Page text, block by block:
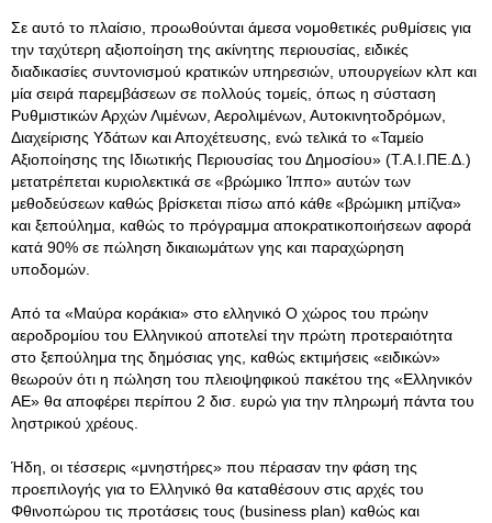
Σε αυτό το πλαίσιο, προωθούνται άμεσα νομοθετικές ρυθμίσεις για
την ταχύτερη αξιοποίηση της ακίνητης περιουσίας, ειδικές
διαδικασίες συντονισμού κρατικών υπηρεσιών, υπουργείων κλπ και
μία σειρά παρεμβάσεων σε πολλούς τομείς, όπως η σύσταση
Ρυθμιστικών Αρχών Λιμένων, Αερολιμένων, Αυτοκινητοδρόμων,
Διαχείρισης Υδάτων και Αποχέτευσης, ενώ τελικά το «Ταμείο
Αξιοποίησης της Ιδιωτικής Περιουσίας του Δημοσίου» (Τ.Α.Ι.ΠΕ.Δ.)
μετατρέπεται κυριολεκτικά σε «βρώμικο Ίππο» αυτών των
μεθοδεύσεων καθώς βρίσκεται πίσω από κάθε «βρώμικη μπίζνα»
και ξεπούλημα, καθώς το πρόγραμμα αποκρατικοποιήσεων αφορά
κατά 90% σε πώληση δικαιωμάτων γης και παραχώρηση
υποδομών.
Από τα «Μαύρα κοράκια» στο ελληνικό Ο χώρος του πρώην
αεροδρομίου του Ελληνικού αποτελεί την πρώτη προτεραιότητα
στο ξεπούλημα της δημόσιας γης, καθώς εκτιμήσεις «ειδικών»
θεωρούν ότι η πώληση του πλειοψηφικού πακέτου της «Ελληνικόν
ΑΕ» θα αποφέρει περίπου 2 δισ. ευρώ για την πληρωμή πάντα του
ληστρικού χρέους.
Ήδη, οι τέσσερις «μνηστήρες» που πέρασαν την φάση της
προεπιλογής για το Ελληνικό θα καταθέσουν στις αρχές του
Φθινοπώρου τις προτάσεις τους (business plan) καθώς και